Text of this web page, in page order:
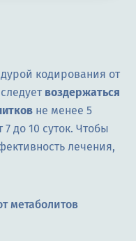
кодирования от
воздержаться
не менее 5
до 10 суток. Чтобы
лечения,
метаболитов